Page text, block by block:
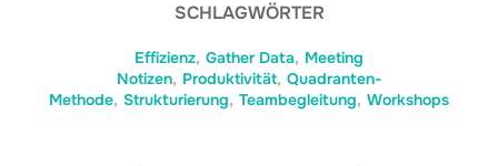
SCHLAGWÖRTER
Effizienz, Gather Data, Meeting
Notizen, Produktivität, Quadranten-
Methode, Strukturierung, Teambegleitung, Workshops